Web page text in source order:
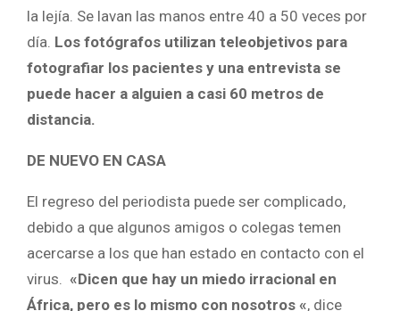
la lejía. Se lavan las manos entre 40 a 50 veces por
día. Los fotógrafos utilizan teleobjetivos para
fotografiar los pacientes y una entrevista se
puede hacer a alguien a casi 60 metros de
distancia.
DE NUEVO EN CASA
El regreso del periodista puede ser complicado,
debido a que algunos amigos o colegas temen
acercarse a los que han estado en contacto con el
virus.
«Dicen que hay un miedo irracional en
África, pero es lo mismo con nosotros «, dice